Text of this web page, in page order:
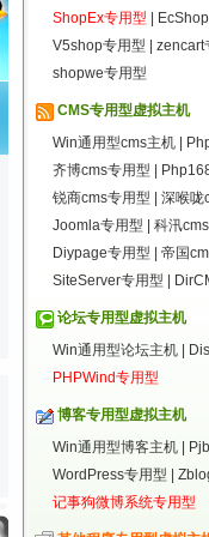
ShopEx专用型
V5shop专用型
zencart
shopwe专用型
CMS专用型虚拟主机
Win通用型cms主机|
齐博cms专用型
锐商cms专用型
深喉咙
Joomla专用型
科汛
Diypage专用型
帝国
SiteServer专用型
论坛专用型虚拟主机
Win通用型论坛主机|
PHPWind专用型
博客专用型虚拟主机
Win通用型博客主机|
WordPress专用型
记事狗微博系统专用型